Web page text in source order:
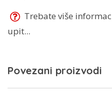
Trebate više
upit...
Povezani proizvodi